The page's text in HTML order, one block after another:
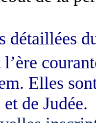
détaillées
Elles
de Judée.